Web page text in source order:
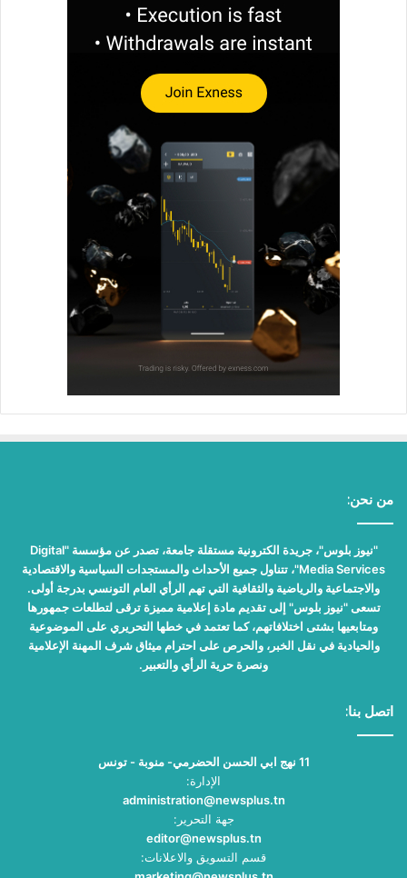
من نحن:
"نيوز بلوس"، جريدة الكترونية مستقلة جامعة، تصدر عن مؤسسة "Digital
Media Services"، تتناول جميع الأحداث والمستجدات السياسية والاقتصادية
والاجتماعية والرياضية والثقافية التي تهم الرأي العام التونسي بدرجة أولى.
تسعى "نيوز بلوس" إلى تقديم مادة إعلامية مميزة ترقى لتطلعات جمهورها
ومتابعيها بشتى اختلافاتهم، كما تعتمد في خطها التحريري على الموضوعية
والحيادية في نقل الخبر، والحرص على احترام ميثاق شرف المهنة الإعلامية
ونصرة حرية الرأي والتعبير.
اتصل بنا:
11 نهج ابي الحسن الحضرمي- منوبة - تونس
الإدارة:
administration@newsplus.tn
جهة التحرير:
editor@newsplus.tn
قسم التسويق والاعلانات: